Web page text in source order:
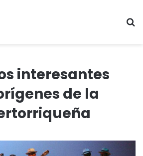
interesantes
de la